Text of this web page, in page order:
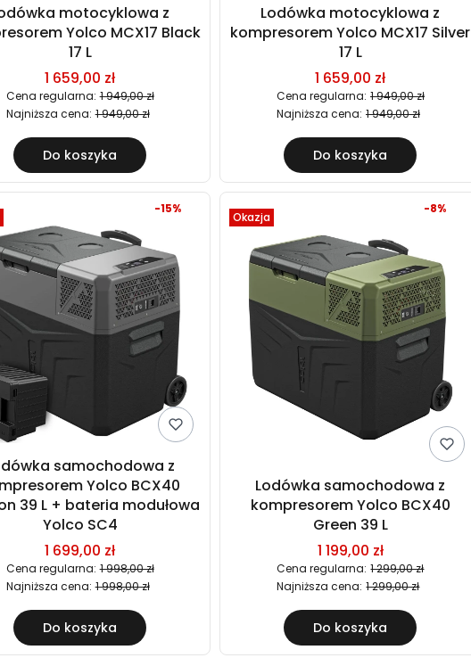
motocyklowa z
Yolco MCX17 Black
17 L
1 659,00 zł
Cena regularna: 1 949,00 zł
Najniższa cena: 1 949,00 zł
Do koszyka
Lodówka motocyklowa z
kompresorem Yolco MCX17 Silver
17 L
1 659,00 zł
Cena regularna: 1 949,00 zł
Najniższa cena: 1 949,00 zł
Do koszyka
samochodowa z
Yolco BCX40
39 L + bateria modułowa
Yolco SC4
1 699,00 zł
Cena regularna: 1 998,00 zł
-15%
Najniższa cena: 1 998,00 zł
Do koszyka
Okazja
Lodówka samochodowa z
kompresorem Yolco BCX40
Green 39 L
1 199,00 zł
Cena regularna: 1 299,00 zł
-8%
Najniższa cena: 1 299,00 zł
Do koszyka